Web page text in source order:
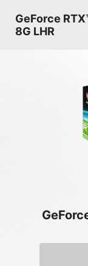
GeForce
8G LHR